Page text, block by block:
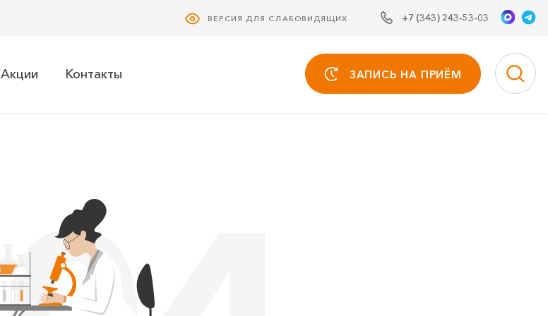
ВЕРСИЯ ДЛЯ СЛАБОВИДЯЩИХ +7 (343) 243-53-03
Акции Контакты ЗАПИСЬ НА ПРИЁМ